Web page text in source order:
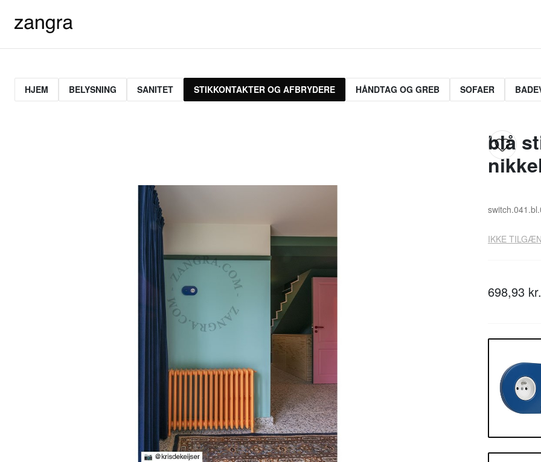
HJEM BELYSNING SANITET STIKKONTAKTER OG AFBRYDERE HÅNDTAG OG GREB SOFAER
blå
IKKE
698,93 kr.